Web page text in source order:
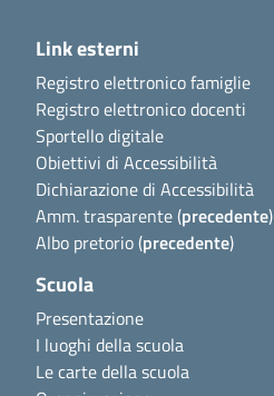
Link esterni
Registro elettronico famiglie
Registro elettronico docenti
Sportello digitale
Obiettivi di Accessibilità
Dichiarazione di Accessibilità
Amm. trasparente (precedente)
Albo pretorio (precedente)
Scuola
Presentazione
I luoghi della scuola
Le carte della scuola